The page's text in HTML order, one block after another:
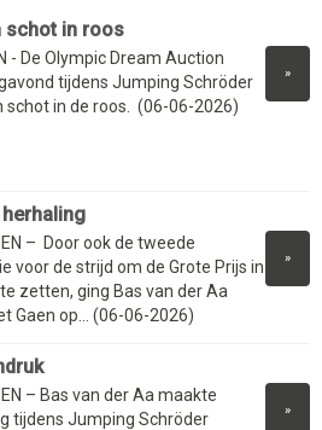
schot in roos
»
- De Olympic Dream Auction
tijdens Jumping Schröder
schot in de roos. (06-06-2026)
»
– Door ook de tweede
voor de strijd om de Grote Prijs in
zetten, ging Bas van der Aa
Gaen op... (06-06-2026)
»
– Bas van der Aa maakte
tijdens Jumping Schröder